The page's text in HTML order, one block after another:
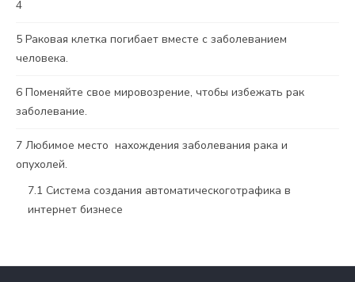
4
5 Раковая клетка погибает вместе с заболеванием
человека.
6 Поменяйте свое мировозрение, чтобы избежать рак
заболевание.
7 Любимое место нахождения заболевания рака и
опухолей.
7.1 Система создания автоматическоготрафика в
интернет бизнесe